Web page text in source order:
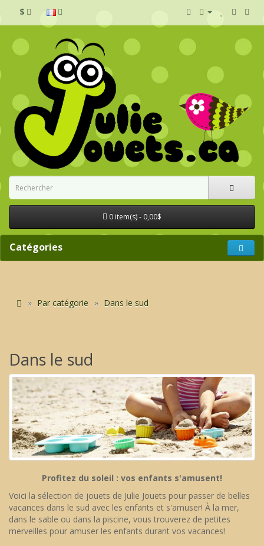
$
0 item(s) - 0,00$
Catégories
Par catégorie Dans le sud
Dans le sud
Profitez du soleil : vos enfants s'amusent!
Voici la sélection de jouets de Julie Jouets pour passer de belles
vacances dans le sud avec les enfants et s'amuser! À la mer,
dans le sable ou dans la piscine, vous trouverez de petites
merveilles pour amuser les enfants durant vos vacances!